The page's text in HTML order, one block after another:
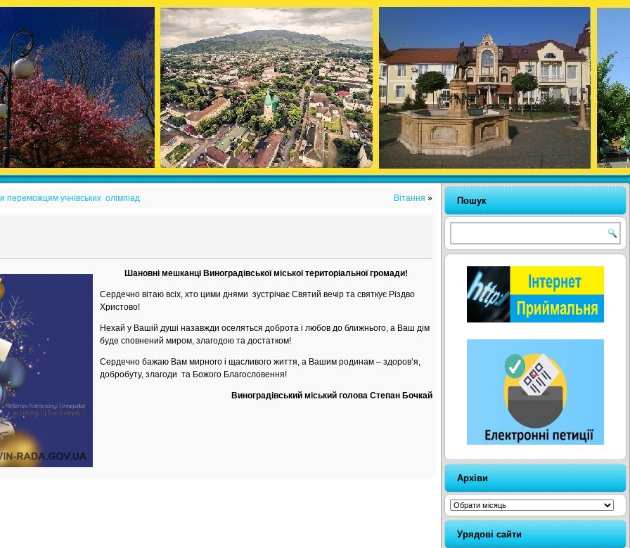
переможцям учнівських олімпіад Вітання »
Шановні мешканці Виноградівської міської територіальної громади!
Сердечно вітаю всіх, хто цими днями зустрічає Святий вечір та святкує Різдво
Христово!
Нехай у Вашій душі назавжди оселяться доброта і любов до ближнього, а Ваш дім
буде сповнений миром, злагодою та достатком!
Сердечно бажаю Вам мирного і щасливого життя, а Вашим родинам – здоров’я,
добробуту, злагоди та Божого Благословення!
Виноградівський міський голова Степан Бочкай
Пошук
Архіви
Архіви
Урядові сайти